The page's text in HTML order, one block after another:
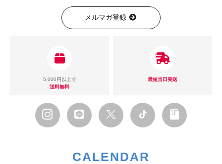
メルマガ登録
5,000円以上で
送料無料
最短当日発送
CALENDAR